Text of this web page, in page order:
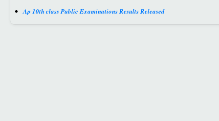
Ap 10th class Public Examinations Results Released